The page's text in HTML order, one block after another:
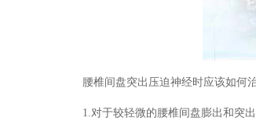
腰椎间盘突出压迫神经时应该如何
1.对于较轻微的腰椎间盘膨出和突